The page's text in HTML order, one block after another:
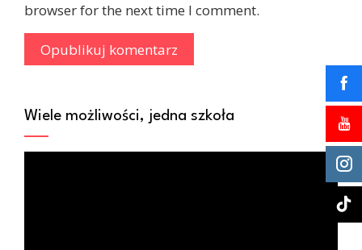
browser for the next time I comment.
Wiele możliwości, jedna szkoła